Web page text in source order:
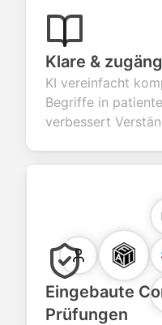
Klare &
KI vereinfacht
Begriffe in
verbessert
Eingebaute
Prüfungen